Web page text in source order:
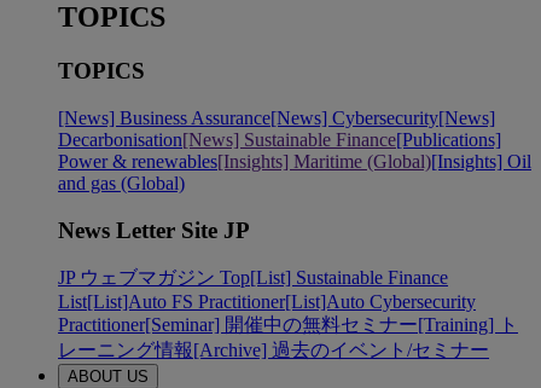
TOPICS
TOPICS
[News] Business Assurance[News] Cybersecurity[News]
Decarbonisation[News] Sustainable Finance[Publications]
Power & renewables[Insights] Maritime (Global)[Insights] Oil
and gas (Global)
News Letter Site JP
JP ウェブマガジン Top[List] Sustainable Finance
List[List]Auto FS Practitioner[List]Auto Cybersecurity
Practitioner[Seminar] 開催中の無料セミナー[Training] ト
レーニング情報[Archive] 過去のイベント/セミナー
ABOUT US